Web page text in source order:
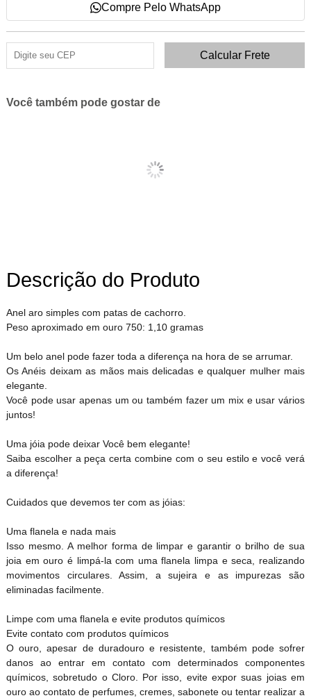
Compre Pelo WhatsApp
Você também pode gostar de
Descrição do Produto
Anel aro simples com patas de cachorro.
Peso aproximado em ouro 750: 1,10 gramas
Um belo anel pode fazer toda a diferença na hora de se arrumar.
Os Anéis deixam as mãos mais delicadas e qualquer mulher mais
elegante.
Você pode usar apenas um ou também fazer um mix e usar vários
juntos!
Uma jóia pode deixar Você bem elegante!
Saiba escolher a peça certa combine com o seu estilo e você verá
a diferença!
Cuidados que devemos ter com as jóias:
Uma flanela e nada mais
Isso mesmo. A melhor forma de limpar e garantir o brilho de sua
joia em ouro é limpá-la com uma flanela limpa e seca, realizando
movimentos circulares. Assim, a sujeira e as impurezas são
eliminadas facilmente.
Limpe com uma flanela e evite produtos químicos
Evite contato com produtos químicos
O ouro, apesar de duradouro e resistente, também pode sofrer
danos ao entrar em contato com determinados componentes
químicos, sobretudo o Cloro. Por isso, evite expor suas joias em
ouro ao contato de perfumes, cremes, sabonete ou tentar realizar a